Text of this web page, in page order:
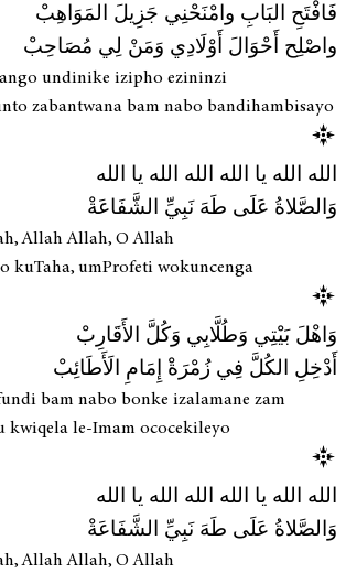
فَافْتَحِ البَابِ وامْنَحْنِي جَزِيلَ المَوَاهِبْ
واصْلِح أَحْوَالَ أَوْلَادِي وَمَنْ لِي مُصَاحِبْ
undinike izipho ezininzi
zabantwana bam nabo bandihambisayo
الله الله يا الله الله الله يا الله
وَالصَّلاةُ عَلَى طَهَ نَبِيِّ الشَّفَاعَةْ
Allah Allah, O Allah
kuTaha, umProfeti wokuncenga
وَاهْلَ بَيْتِي وَطُلَّابِي وَكُلَّ الأَقَارِبْ
أَدْخِلِ الكُلَّ فِي زُمْرَةْ إِمَامِ الَأَطَائِبْ
bam nabo bonke izalamane zam
kwiqela le-Imam ococekileyo
الله الله يا الله الله الله يا الله
وَالصَّلاةُ عَلَى طَهَ نَبِيِّ الشَّفَاعَةْ
Allah Allah, O Allah